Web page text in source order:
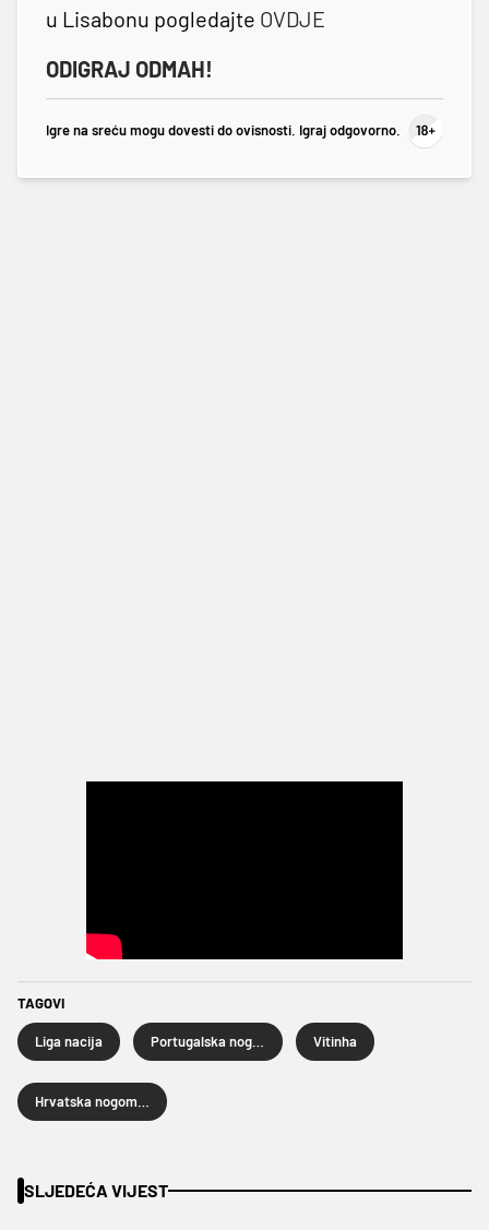
u Lisabonu pogledajte OVDJE
ODIGRAJ ODMAH!
Igre na sreću mogu dovesti do ovisnosti. Igraj odgovorno.
TAGOVI
Liga nacija Vitinha
SLJEDEĆA VIJEST